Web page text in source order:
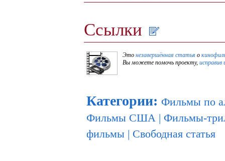
Ссылки
Это незавершённая статья о
Вы можете помочь проекту, исправив
Категории: Фильмы по
Фильмы США | Фильмы-
фильмы | Свободная статья